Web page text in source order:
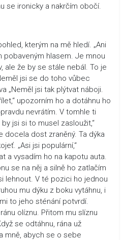
se ironicky a nakrčím obočí.
kterým na mě hledí. „Ani
hlasem. Je mnou
ale že by se stále nebál. To je
jsi se do toho vůbec
„Neměl jsi tak plýtvat náboji.
upozorním ho a dotáhnu ho
nevrátím. V tomhle ti
jsi si to musel zasloužit,“
docela dost zraněný. Ta dýka
„Asi jsi populární,“
a vysadím ho na kapotu auta.
se na něj a silně ho zatlačím
lehnout. V té pozici ho jednou
mu dýku z boku vytáhnu, i
to jeho sténání potvrdí.
olíznu. Přitom mu slíznu
se odtáhnu, rána už
mně, abych se o sebe